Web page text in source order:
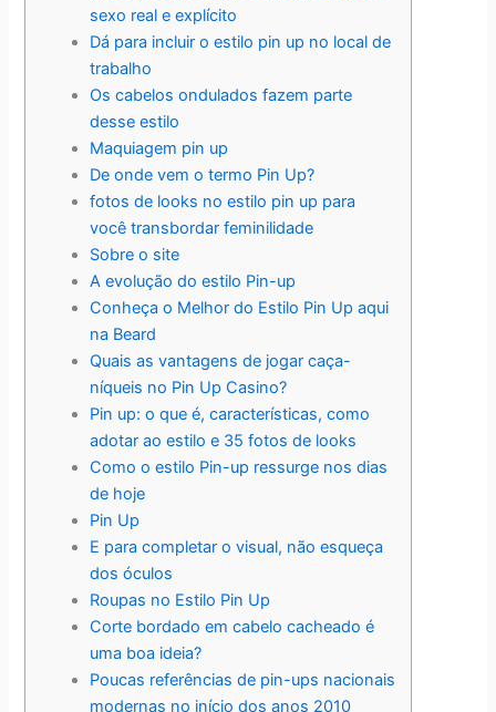
sexo real e explícito
Dá para incluir o estilo pin up no local de
trabalho
Os cabelos ondulados fazem parte
desse estilo
Maquiagem pin up
De onde vem o termo Pin Up?
fotos de looks no estilo pin up para
você transbordar feminilidade
Sobre o site
A evolução do estilo Pin-up
Conheça o Melhor do Estilo Pin Up aqui
na Beard
Quais as vantagens de jogar caça-
níqueis no Pin Up Casino?
Pin up: o que é, características, como
adotar ao estilo e 35 fotos de looks
Como o estilo Pin-up ressurge nos dias
de hoje
Pin Up
E para completar o visual, não esqueça
dos óculos
Roupas no Estilo Pin Up
Corte bordado em cabelo cacheado é
uma boa ideia?
Poucas referências de pin-ups nacionais
modernas no início dos anos 2010